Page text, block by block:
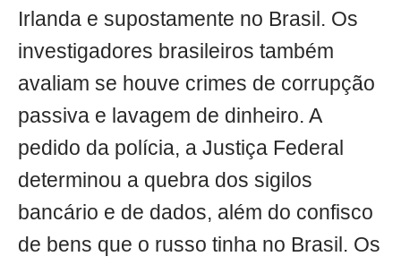
Irlanda e supostamente no Brasil. Os
investigadores brasileiros também
avaliam se houve crimes de corrupção
passiva e lavagem de dinheiro. A
pedido da polícia, a Justiça Federal
determinou a quebra dos sigilos
bancário e de dados, além do confisco
de bens que o russo tinha no Brasil. Os